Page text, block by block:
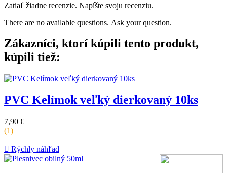
Zatiaľ žiadne recenzie. Napíšte svoju recenziu.
There are no available questions. Ask your question.
Zákazníci, ktorí kúpili tento produkt,
kúpili tiež:
PVC Kelímok veľký dierkovaný 10ks
Cena
za
7,90 €
(1)
 Rýchly náhľad